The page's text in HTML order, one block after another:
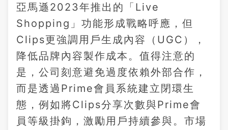
亞馬遜2023年推出的「Live
Shopping」功能形成戰略呼應，但
Clips更強調用戶生成內容（UGC），
降低品牌內容製作成本。值得注意的
是，公司刻意避免過度依賴外部合作，
而是透過Prime會員系統建立閉環生
態，例如將Clips分享次數與Prime會
員等級掛鉤，激勵用戶持續參與。市場